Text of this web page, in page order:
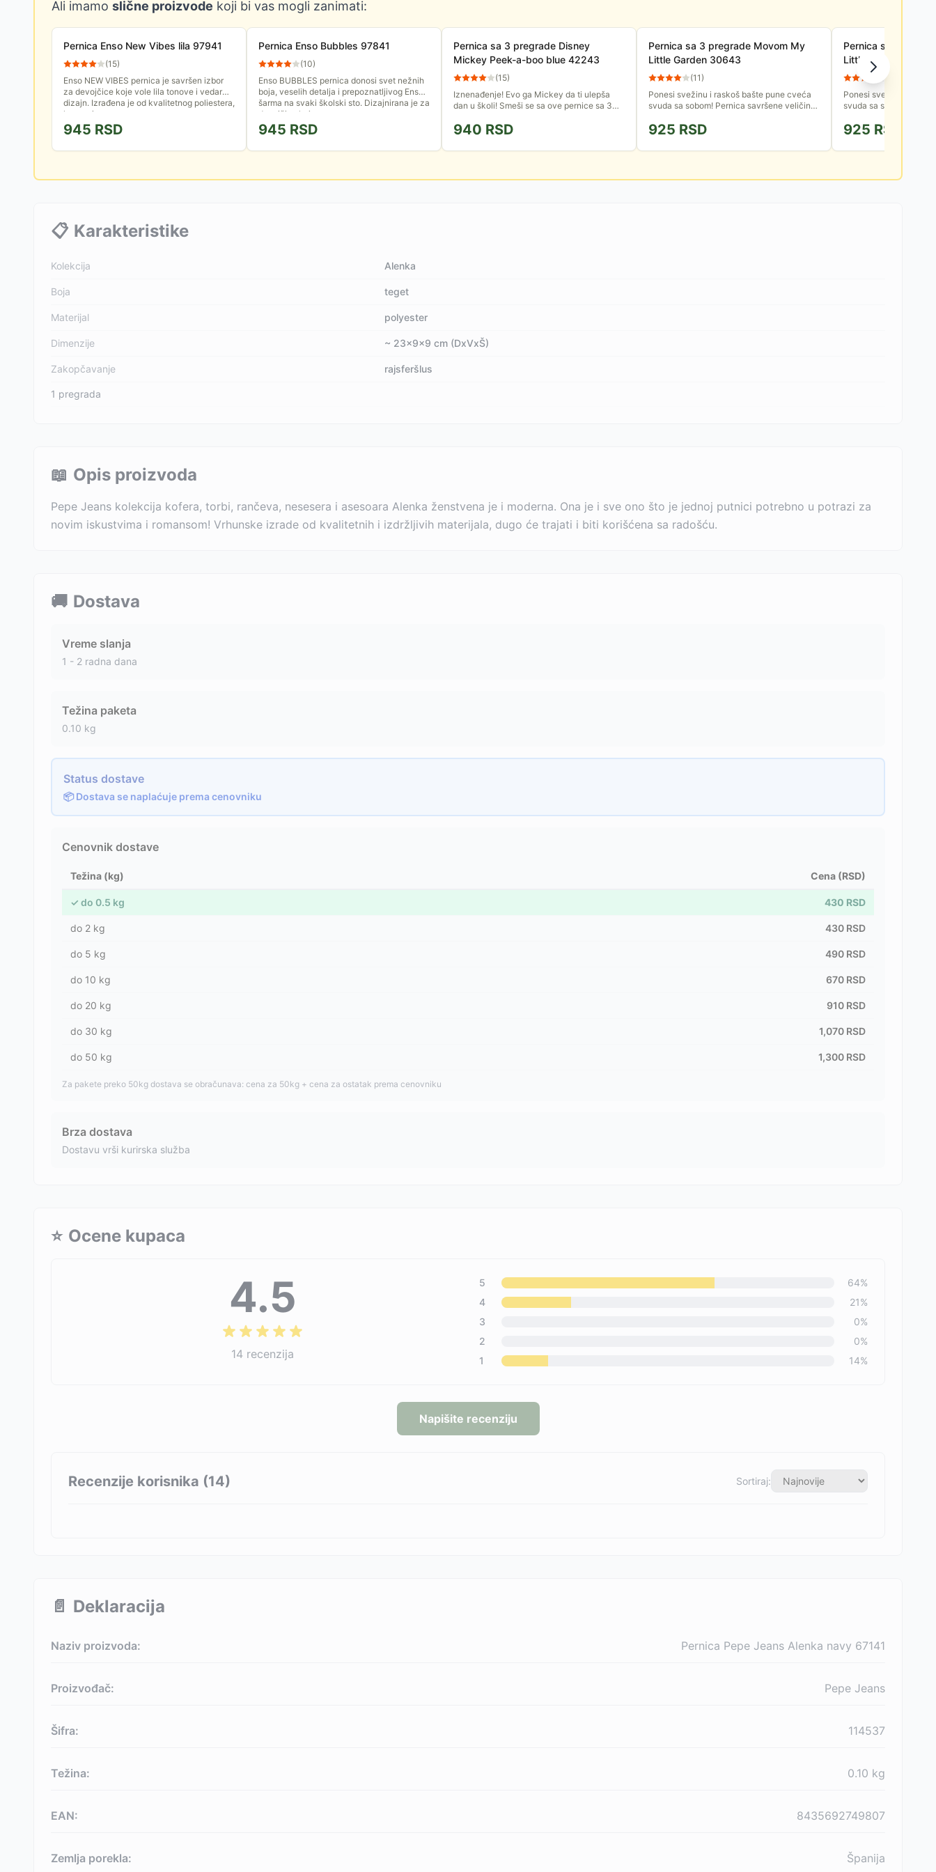
Ali imamo slične proizvode koji bi vas mogli zanimati:
Pernica Enso New Vibes lila 97941
(15)
Enso NEW VIBES pernica je savršen izbor
za devojčice koje vole lila tonove i vedar
dizajn. Izrađena je od kvalitetnog poliestera,
lagana je,...
945 RSD
Pernica Enso Bubbles 97841
(10)
Enso BUBBLES pernica donosi svet nežnih
boja, veselih detalja i prepoznatljivog Enso
šarma na svaki školski sto. Dizajnirana je za
devojčice koje...
945 RSD
Pernica sa 3 pregrade Disney
Mickey Peek-a-boo blue 42243
(15)
Iznenađenje! Evo ga Mickey da ti ulepša
dan u školi! Smeši se sa ove pernice sa 3
ti treba od pribora za...
940 RSD
Pernica sa 3 pregrade Movom My
Little Garden 30643
(11)
Ponesi svežinu i raskoš bašte pune cveća
svuda sa sobom! Pernica savršene veličine
da se odlično...
925 RSD
Pernica sa dve
Little Garden 30643
(
Ponesi svežinu i
svuda sa sobom!
da se odlično...
925 RSD
📋 Karakteristike
Kolekcija Alenka
Boja teget
Materijal polyester
Dimenzije ~ 23x9x9 cm (DxVxŠ)
Zakopčavanje rajsferšlus
1 pregrada
📖 Opis proizvoda
Pepe Jeans kolekcija kofera, torbi, rančeva, nesesera i asesoara Alenka ženstvena je i moderna. Ona je i sve ono što je jednoj putnici potrebno u potrazi za
novim iskustvima i romansom! Vrhunske izrade od kvalitetnih i izdržljivih materijala, dugo će trajati i biti korišćena sa radošću.
🚚 Dostava
Vreme slanja
1 - 2 radna dana
Težina paketa
0.10 kg
Status dostave
📦 Dostava se naplaćuje prema cenovniku
Cenovnik dostave
Težina (kg) Cena (RSD)
✓ do 0.5 kg 430 RSD
do 2 kg 430 RSD
do 5 kg 490 RSD
do 10 kg 670 RSD
do 20 kg 910 RSD
do 30 kg 1,070 RSD
do 50 kg 1,300 RSD
Za pakete preko 50kg dostava se obračunava: cena za 50kg + cena za ostatak prema cenovniku
Brza dostava
Dostavu vrši kurirska služba
⭐ Ocene kupaca
4.5
14 recenzija
5 64%
4
21%
3
0%
2
0%
1
14%
Napišite recenziju
Recenzije korisnika (14) Sortiraj:
📄 Deklaracija
Naziv proizvoda: Pernica Pepe Jeans Alenka navy 67141
Proizvođač: Pepe Jeans
Šifra: 114537
Težina: 0.10 kg
EAN: 8435692749807
Zemlja porekla: Španija